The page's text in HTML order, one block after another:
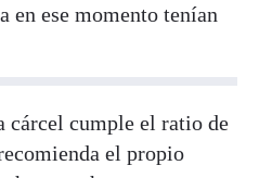
en ese momento tenían
cárcel cumple el ratio de
el propio